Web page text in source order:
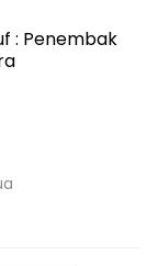
: Penembak